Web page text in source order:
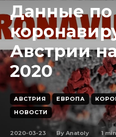
Данные по
Австрии
2020
АВСТРИЯ ЕВРОПА
НОВОСТИ
2020-03-23 By Anatoly 1